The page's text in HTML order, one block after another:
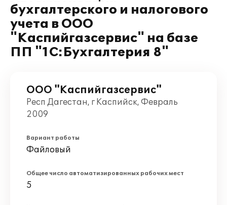
бухгалтерского и налогового
учета в ООО
"Каспийгазсервис" на базе
ПП "1С:Бухгалтерия 8"
ООО "Каспийгазсервис"
Респ Дагестан, г Каспийск, Февраль
2009
Вариант работы
Файловый
Общее число автоматизированных рабочих мест
5